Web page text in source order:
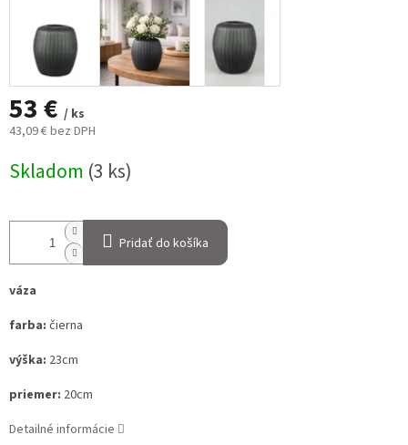
53 € / ks
43,09 € bez DPH
cena:
Skladom (3 ks)
Pridať do košíka
váza
farba: čierna
výška: 23cm
priemer: 20cm
Detailné informácie